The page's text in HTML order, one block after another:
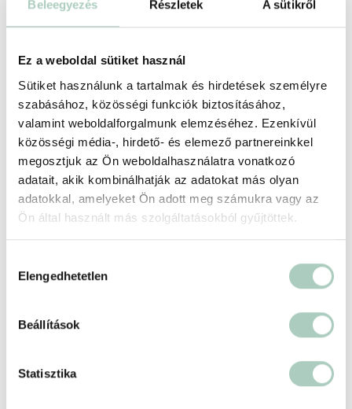
Beleegyezés Részletek A sütikről
Ez a weboldal sütiket használ
Sütiket használunk a tartalmak és hirdetések személyre
szabásához, közösségi funkciók biztosításához,
valamint weboldalforgalmunk elemzéséhez. Ezenkívül
közösségi média-, hirdető- és elemező partnereinkkel
megosztjuk az Ön weboldalhasználatra vonatkozó
adatait, akik kombinálhatják az adatokat más olyan
adatokkal, amelyeket Ön adott meg számukra vagy az
Ön által használt más szolgáltatásokból gyűjtöttek.
kiválasztása
Elengedhetetlen
Beállítások
Statisztika
Kulisszatitkok a sörfőzdéből – főzdetúra
és sörkóstoló
FIRST Craft Beer
1044 Budapest Külső Váci út 83.
1 fő részére - 6 490 Ft
Kosárba
-41 %